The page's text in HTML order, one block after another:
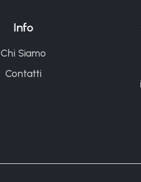
Info
Chi Siamo
Contatti